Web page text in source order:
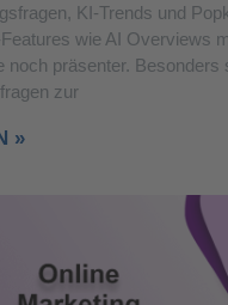
KI-Trends und
wie AI Overviews
noch präsenter. Besonders
zur
»